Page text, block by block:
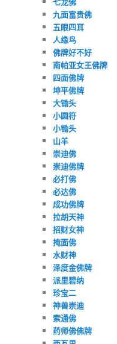
九面富贵佛
五眼四耳
人缘鸟
佛牌好不好
南帕亚女王佛牌
四面佛牌
坤平佛牌
大锄头
小圆符
小锄头
山羊
崇迪佛
崇迪佛牌
必打佛
必达佛
成功佛牌
拉胡天神
招财女神
掩面佛
水财神
泽度金佛牌
派里碧纳
珍宝二
神兽崇迪
索通佛
药师佛佛牌